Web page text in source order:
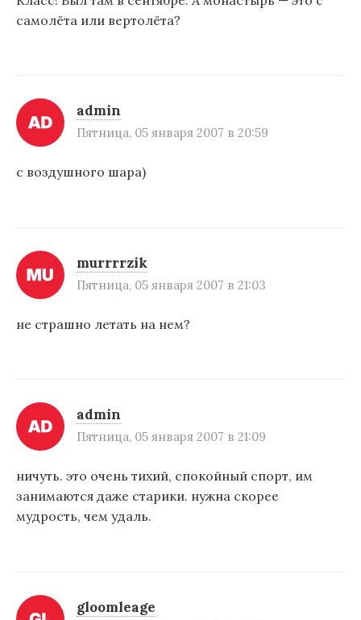
самолёта или вертолёта?
admin
Пятница, 05 января 2007 в 20:59
с воздушного шара)
murrrrzik
Пятница, 05 января 2007 в 21:03
не страшно летать на нем?
admin
Пятница, 05 января 2007 в 21:09
ничуть. это очень тихий, спокойный спорт, им
занимаются даже старики. нужна скорее
мудрость, чем удаль.
gloomleage